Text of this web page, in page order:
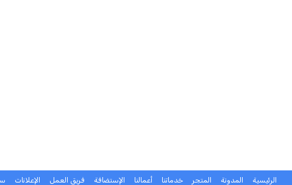
الرئيسية المدونة المتجر خدماتنا أعمالنا الإستضافة فريق العمل الإعلانات